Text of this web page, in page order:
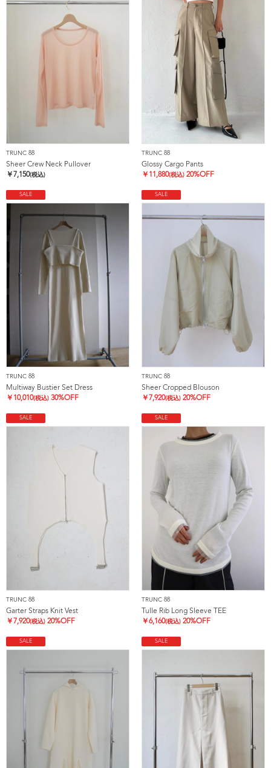
TRUNC 88
Sheer Crew Neck Pullover
￥ 7,150(税込)
TRUNC 88
Glossy Cargo Pants
￥ 11,880(税込) 20%OFF
SALE
TRUNC 88
Multiway Bustier Set Dress
￥ 10,010(税込) 30%OFF
SALE
TRUNC 88
Sheer Cropped Blouson
￥ 7,920(税込) 20%OFF
SALE
TRUNC 88
Garter Straps Knit Vest
￥ 7,920(税込) 20%OFF
SALE
TRUNC 88
Tulle Rib Long Sleeve TEE
￥6,160(税込) 20%OFF
SALE SALE